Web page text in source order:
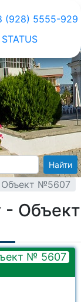
(928) 5555-929
Найти
Объект №5607
- Объект
№ 5607